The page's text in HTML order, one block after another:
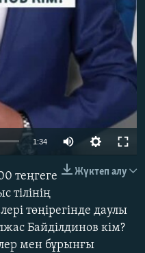
1:34
480p
Жүктеп алу
теңгеге
тілінің
төңірегінде даулы
Байділдинов кім?
мен бұрынғы